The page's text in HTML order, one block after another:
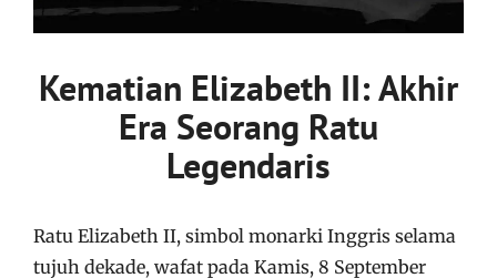
Kematian Elizabeth II: Akhir
Era Seorang Ratu
Legendaris
Ratu Elizabeth II, simbol monarki Inggris selama
tujuh dekade, wafat pada Kamis, 8 September